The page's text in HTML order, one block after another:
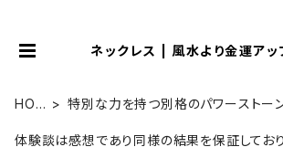
ネックレス | 風水より金運アッ
HOM
特別な力を持つ別格のパワーストー
体験談は感想であり同様の結果を保証してお